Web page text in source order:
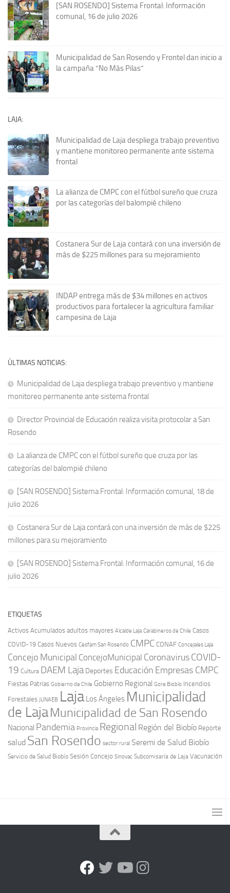
[SAN ROSENDO] Sistema Frontal: Información
comunal, 16 de julio 2026
Municipalidad de San Rosendo y Frontel dan inicio a
la campaña “No Más Pilas”
LAJA:
Municipalidad de Laja despliega trabajo preventivo
y mantiene monitoreo permanente ante sistema
frontal
La alianza de CMPC con el fútbol sureño que cruza
por las categorías del balompié chileno
Costanera Sur de Laja contará con una inversión de
más de $225 millones para su mejoramiento
INDAP entrega más de $34 millones en activos
productivos para fortalecer la agricultura familiar
campesina de Laja
ÚLTIMAS NOTICIAS:
Municipalidad de Laja despliega trabajo preventivo y mantiene
monitoreo permanente ante sistema frontal
Director Provincial de Educación realiza visita protocolar a San
Rosendo
La alianza de CMPC con el fútbol sureño que cruza por las
categorías del balompié chileno
[SAN ROSENDO] Sistema Frontal: Información comunal, 18 de
julio 2026
Costanera Sur de Laja contará con una inversión de más de $225
millones para su mejoramiento
[SAN ROSENDO] Sistema Frontal: Información comunal, 16 de
julio 2026
ETIQUETAS
Activos Acumulados adultos mayores Alcalde Laja Carabineros de Chile Casos
COVID-19 Casos Nuevos Cesfam San Rosendo CMPC CONAF Concejales Laja
Concejo Municipal ConcejoMunicipal CoronavirusCOVID-
19 Cultura DAEM Laja Deportes Educación Empresas CMPC
Fiestas Patrias Gobierno de Chile Gobierno Regional Gore Biobío Incendios
Forestales JUNAEB Laja Los Ángeles Municipalidad
de LajaMunicipalidad de San Rosendo
Nacional Pandemia Provincia Regional Región del Biobío Reporte
salud San Rosendo sector rural Seremi de Salud Biobío
Servicio de Salud Biobío Sesión Concejo Sinovac Subcomisaría de Laja Vacunación